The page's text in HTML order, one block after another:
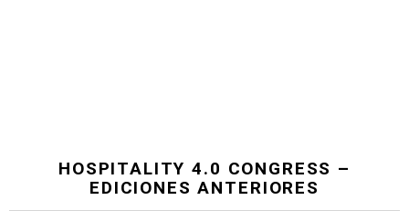
HOSPITALITY 4.0 CONGRESS –
EDICIONES ANTERIORES